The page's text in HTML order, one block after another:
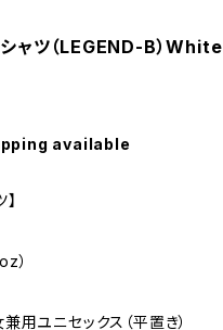
ツ（LEGEND-B）White
available
）
用ユニセックス（平置き）